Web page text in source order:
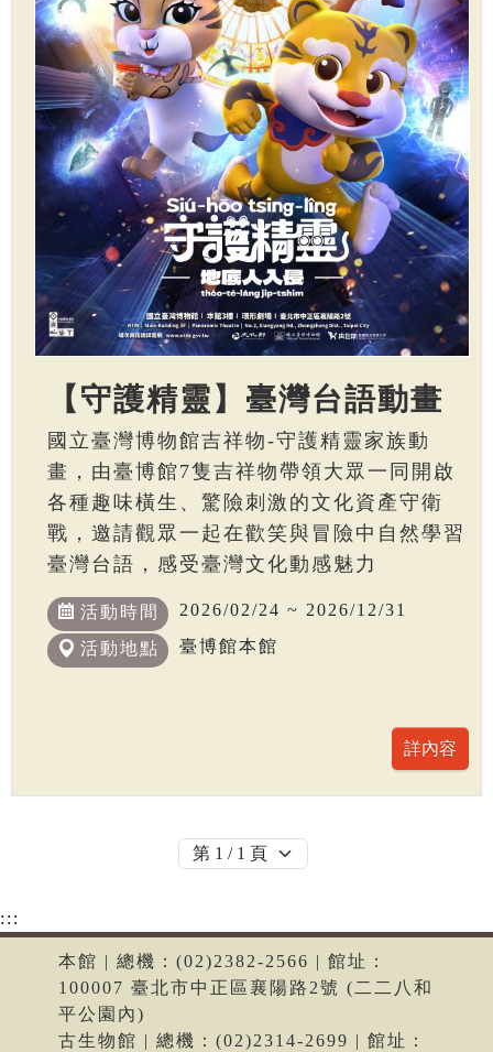
【守護精靈】臺灣台語動畫
國立臺灣博物館吉祥物-守護精靈家族動
畫，由臺博館7隻吉祥物帶領大眾一同開啟
各種趣味橫生、驚險刺激的文化資產守衛
戰，邀請觀眾一起在歡笑與冒險中自然學習
臺灣台語，感受臺灣文化動感魅力
活動時間 2026/02/24 ~ 2026/12/31
活動地點 臺博館本館
:::
本館 | 總機：(02)2382-2566 | 館址：
100007 臺北市中正區襄陽路2號 (二二八和
平公園內)
古生物館 | 總機：(02)2314-2699 | 館址：